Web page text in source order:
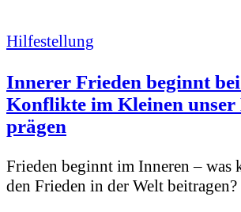
Hilfestellung
Innerer Frieden beginnt
Konflikte im Kleinen unser
prägen
Frieden beginnt im Inneren – was
den Frieden in der Welt beitragen?